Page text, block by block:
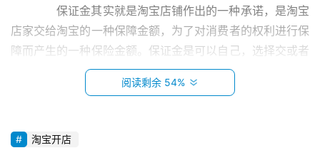
保证金其实就是淘宝店铺作出的一种承诺，是淘宝
店家交给淘宝的一种保障金额，为了对消费者的权利进行保
障而产生的一种保险金额。保证金是可以自己，选择交或者
不交的，因为有许多产品不用交纳保证金也可以进行发布。
保证金是要交的，金额基本是在一千块钱，而且这一千块钱
全额退款。这就是我们所说的保证金。
阅读剩余 54%
淘宝开店